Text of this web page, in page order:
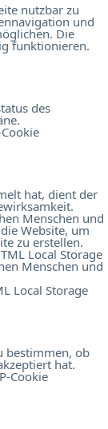
nutzbar zu
und
Die
funktionieren.
des
Cookie
hat, dient der
Menschen und
Website, um
zu erstellen.
Local Storage
Menschen und
Local Storage
bestimmen, ob
hat.
Cookie